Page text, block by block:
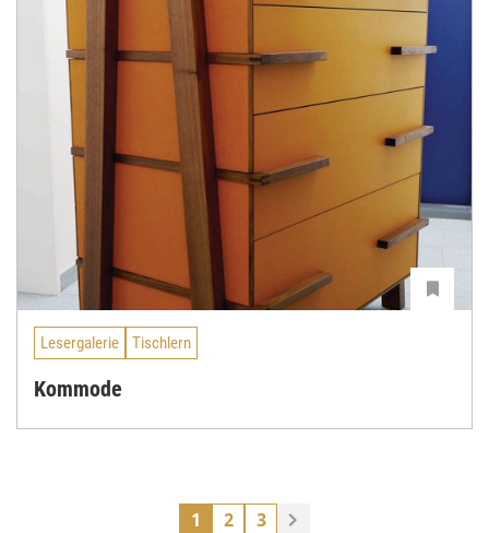
Lesergalerie Tischlern
Kommode
1 2 3